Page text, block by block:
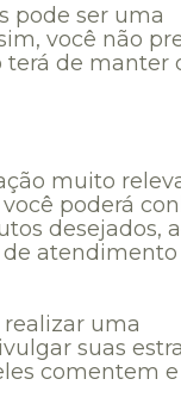
pode ser uma
você não
terá de manter
muito
poderá
desejados,
de atendimento
uma
suas
comentem e